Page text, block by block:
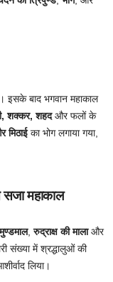
इसके बाद भगवान महाकाल
शक्कर, शहदऔर फलों के
का भोग लगाया गया,
महाकाल
,रुद्राक्ष की मालाऔर
संख्या में श्रद्धालुओं की
लिया।